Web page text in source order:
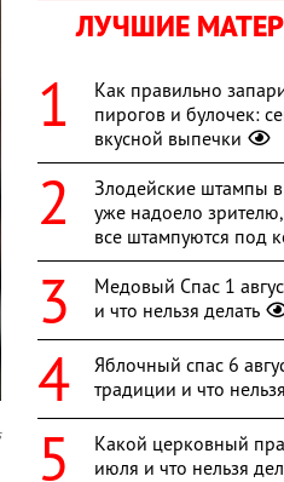
ЛУЧШИЕ
Как правильно
пирогов и булочек:
вкусной выпечки
Злодейские штампы
уже надоело
все штампуются под
Медовый Спас 1
и что нельзя делать
Яблочный спас 6
традиции и что
Какой церковный
июля и что нельзя